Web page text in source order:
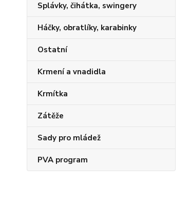
Splávky, čihátka, swingery
Háčky, obratlíky, karabinky
Ostatní
Krmení a vnadidla
Krmítka
Zátěže
Sady pro mládež
PVA program